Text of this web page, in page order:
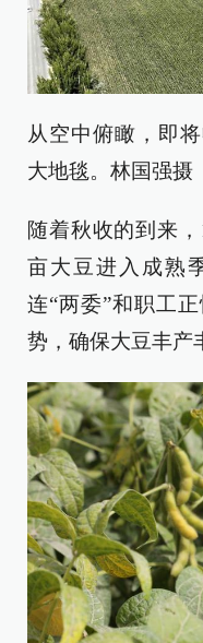
从空中俯瞰，即
大地毯。林国强摄
随着秋收的到来
亩大豆进入成熟
连“两委”和职工
势，确保大豆丰产